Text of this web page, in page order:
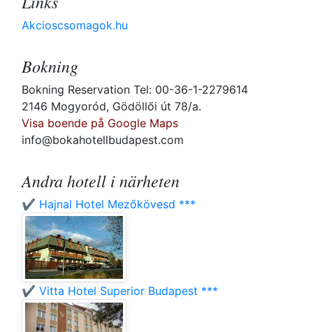
Akcioscsomagok.hu
Bokning
Bokning Reservation Tel: 00-36-1-2279614
2146 Mogyoród, Gödöllői út 78/a.
Visa boende på Google Maps
info@bokahotellbudapest.com
Andra hotell i närheten
✔️ Hajnal Hotel Mezőkövesd ***
✔️ Vitta Hotel Superior Budapest ***